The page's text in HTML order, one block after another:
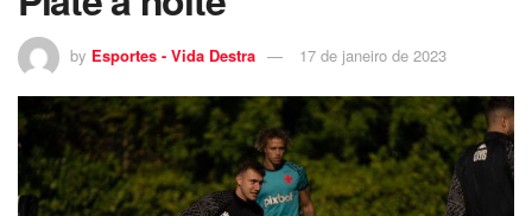
by Esportes - Vida Destra 17 de janeiro de 2023